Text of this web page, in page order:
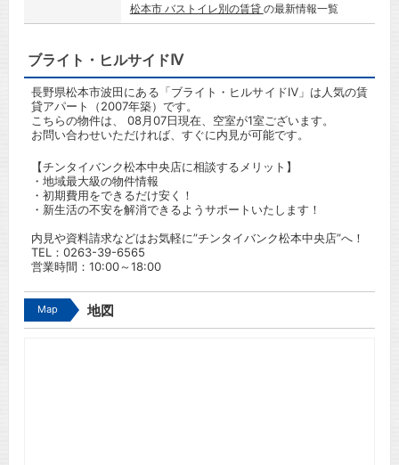
松本市 バストイレ別の賃貸 の最新情報一覧
ブライト・ヒルサイドⅣ
長野県松本市波田にある「ブライト・ヒルサイドⅣ」は人気の賃
貸アパート（2007年築）です。
こちらの物件は、 08月07日現在、空室が1室ございます。
お問い合わせいただければ、すぐに内見が可能です。
【チンタイバンク松本中央店に相談するメリット】
・地域最大級の物件情報
・初期費用をできるだけ安く！
・新生活の不安を解消できるようサポートいたします！
内見や資料請求などはお気軽に”チンタイバンク松本中央店”へ！
TEL： 0263-39-6565
営業時間：10:00～18:00
Map 地図